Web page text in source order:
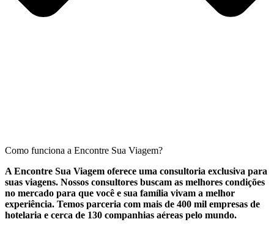
Como funciona a Encontre Sua Viagem?
A Encontre Sua Viagem oferece uma consultoria exclusiva para
suas viagens. Nossos consultores buscam as melhores condições
no mercado para que você e sua família vivam a melhor
experiência. Temos parceria com mais de 400 mil empresas de
hotelaria e cerca de 130 companhias aéreas pelo mundo.